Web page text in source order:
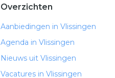
Overzichten
Aanbiedingen in Vlissingen
Agenda in Vlissingen
Nieuws uit Vlissingen
Vacatures in Vlissingen